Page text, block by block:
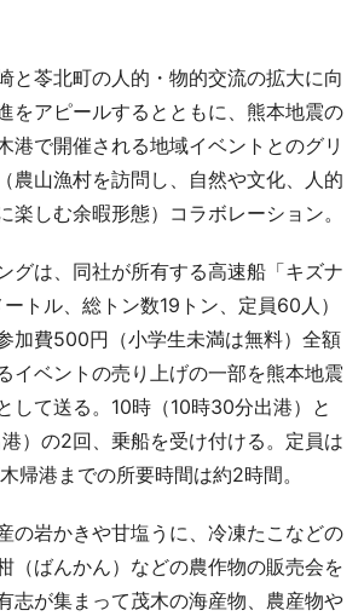
と苓北町の人的・物的交流の拡大に向
をアピールするとともに、熊本地震の
港で開催される地域イベントとのグリ
農山漁村を訪問し、自然や文化、人的
楽しむ余暇形態）コラボレーション。
グは、同社が所有する高速船「キズナ
トル、総トン数19トン、定員60人）
加費500円（小学生未満は無料）全額
イベントの売り上げの一部を熊本地震
して送る。10時（10時30分出港）と
）の2回、乗船を受け付ける。定員は
帰港までの所要時間は約2時間。
の岩かきや甘塩うに、冷凍たこなどの
（ばんかん）などの農作物の販売会を
志が集まって茂木の海産物、農産物や